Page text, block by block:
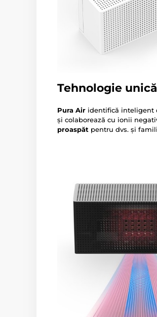
Tehnologie
Pura Air identifică inteligent
și colaborează cu ionii
proaspăt pentru dvs. și